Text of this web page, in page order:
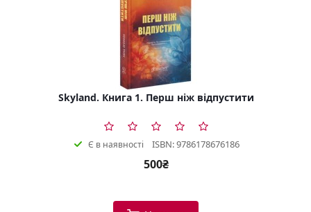
Skyland. Книга 1. Перш ніж відпустити
Є в наявності ISBN: 9786178676186
500₴